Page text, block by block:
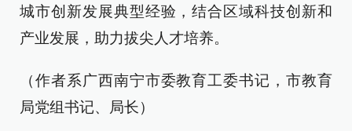
城市创新发展典型经验，结合区域科技创新和
产业发展，助力拔尖人才培养。
（作者系广西南宁市委教育工委书记，市教育
局党组书记、局长）